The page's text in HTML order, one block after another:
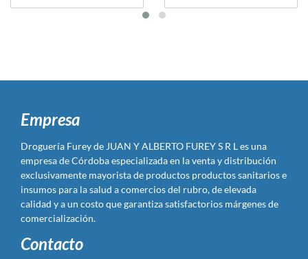
Empresa
Droguería Furey de JUAN Y ALBERTO FUREY S R L es una
empresa de Córdoba especializada en la venta y distribución
exclusivamente mayorista de productos productos sanitarios e
insumos para la salud a comercios del rubro, de elevada
calidad y a un costo que garantiza satisfactorios márgenes de
comercialización.
Contacto